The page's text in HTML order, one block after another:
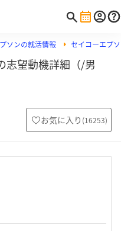
ソンの就活情報 セイコーエプ
志望動機詳細（/男
お気に入り (16253)